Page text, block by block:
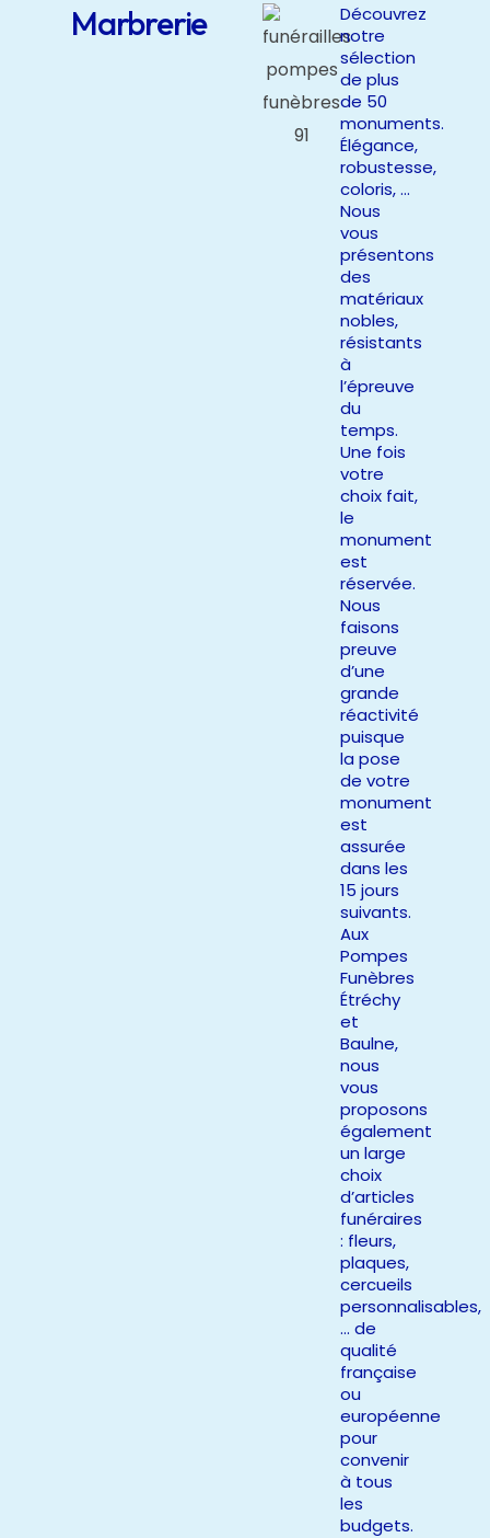
Marbrerie
Découvrez
notre
sélection
de plus
de 50
monuments.
Élégance,
robustesse,
coloris, …
Nous
vous
présentons
des
matériaux
nobles,
résistants
à
l’épreuve
du
temps.
Une fois
votre
choix fait,
le
monument
est
réservée.
Nous
faisons
preuve
d’une
grande
réactivité
puisque
la pose
de votre
monument
est
assurée
dans les
15 jours
suivants.
Aux
Pompes
Funèbres
Étréchy
et
Baulne,
nous
vous
proposons
également
un large
choix
d’articles
funéraires
: fleurs,
plaques,
cercueils
personnalisables,
… de
qualité
française
ou
européenne
pour
convenir
à tous
les
budgets.